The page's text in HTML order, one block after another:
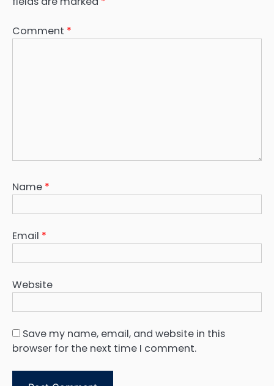
Comment *
Name *
Email *
Website
Save my name, email, and website in this
browser for the next time I comment.